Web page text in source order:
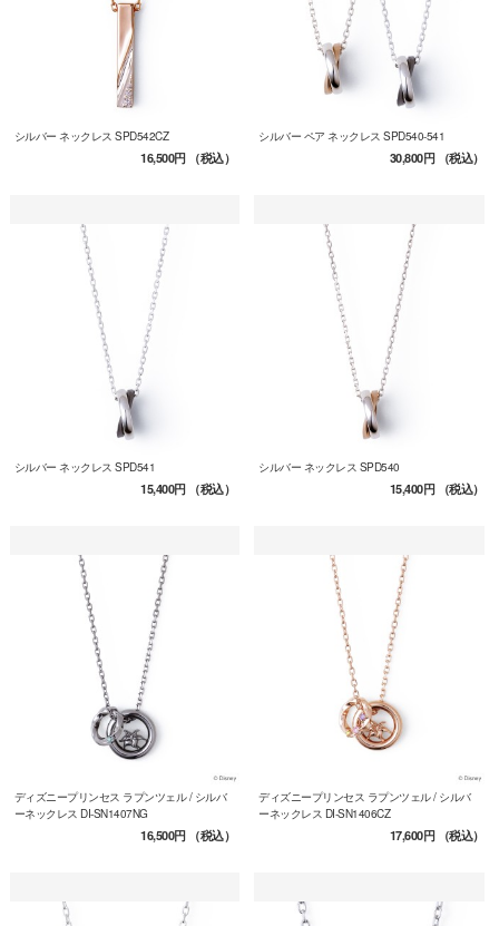
シルバー ネックレス SPD542CZ
16,500円（税込）
シルバー ペア ネックレス SPD540-541
30,800円（税込）
シルバー ネックレス SPD541
15,400円（税込）
シルバー ネックレス SPD540
15,400円（税込）
ディズニープリンセス ラプンツェル / シルバ
ーネックレス DI-SN1407NG
16,500円（税込）
ディズニープリンセス ラプンツェル / シルバ
ーネックレス DI-SN1406CZ
17,600円（税込）